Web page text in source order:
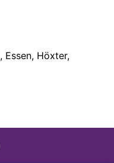
, Essen, Höxter,